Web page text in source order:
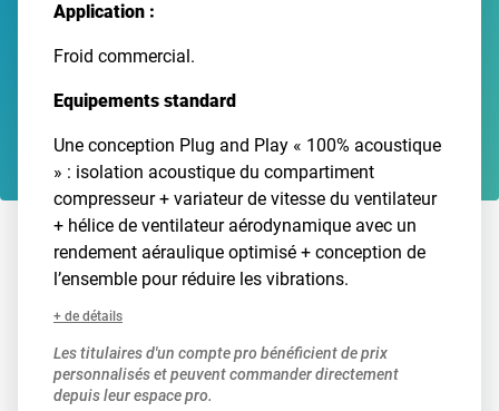
Application :
Froid commercial.
Equipements standard
Une conception Plug and Play « 100% acoustique
» : isolation acoustique du compartiment
compresseur + variateur de vitesse du ventilateur
+ hélice de ventilateur aérodynamique avec un
rendement aéraulique optimisé + conception de
l’ensemble pour réduire les vibrations.
+ de détails
Les titulaires d'un compte pro bénéficient de prix
personnalisés et peuvent commander directement
depuis leur espace pro.